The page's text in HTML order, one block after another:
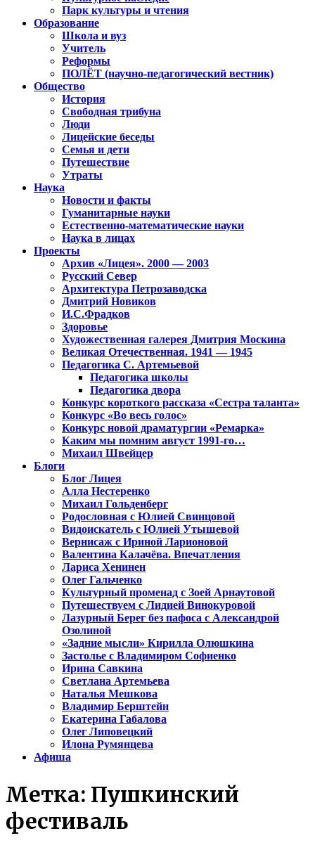
Парк культуры и чтения
Образование
Школа и вуз
Учитель
Реформы
ПОЛЁТ (научно-педагогический вестник)
Общество
История
Свободная трибуна
Люди
Лицейские беседы
Семья и дети
Путешествие
Утраты
Наука
Новости и факты
Гуманитарные науки
Естественно-математические науки
Наука в лицах
Проекты
Архив «Лицея». 2000 — 2003
Русский Север
Архитектура Петрозаводска
Дмитрий Новиков
И.С.Фрадков
Здоровье
Художественная галерея Дмитрия Москина
Великая Отечественная. 1941 — 1945
Педагогика С. Артемьевой
Педагогика школы
Педагогика двора
Конкурс короткого рассказа «Сестра таланта»
Конкурс «Во весь голос»
Конкурс новой драматургии «Ремарка»
Каким мы помним август 1991-го…
Михаил Швейцер
Блоги
Блог Лицея
Алла Нестеренко
Михаил Гольденберг
Родословная с Юлией Свинцовой
Видоискатель с Юлией Утышевой
Вернисаж с Ириной Ларионовой
Валентина Калачёва. Впечатления
Лариса Хенинен
Олег Гальченко
Культурный променад с Зоей Арнаутовой
Путешествуем с Лидией Винокуровой
Лазурный Берег без пафоса с Александрой
Озолиной
«Задние мысли» Кирилла Олюшкина
Застолье с Владимиром Софиенко
Ирина Савкина
Светлана Артемьева
Наталья Мешкова
Владимир Берштейн
Екатерина Габалова
Олег Липовецкий
Илона Румянцева
Афиша
Метка: Пушкинский
фестиваль